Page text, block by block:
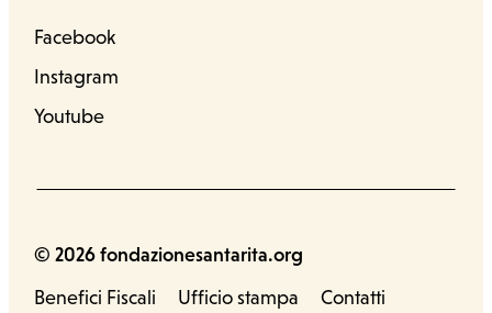
Facebook
Instagram
Youtube
© 2026 fondazionesantarita.org
Benefici Fiscali
Ufficio stampa
Contatti